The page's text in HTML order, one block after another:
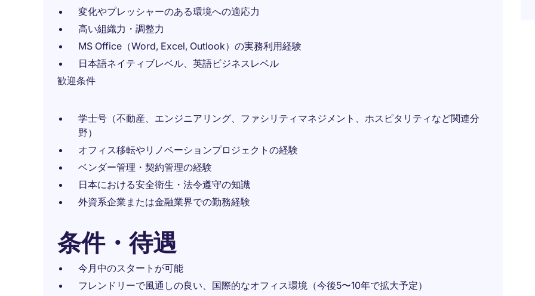
変化やプレッシャーのある環境への適応力
高い組織力・調整力
MS Office（Word, Excel, Outlook）の実務利用経験
日本語ネイティブレベル、英語ビジネスレベル
歓迎条件
学士号（不動産、エンジニアリング、ファシリティマネジメント、ホスピタリティなど関連分
野）
オフィス移転やリノベーションプロジェクトの経験
ベンダー管理・契約管理の経験
日本における安全衛生・法令遵守の知識
外資系企業または金融業界での勤務経験
条件・待遇
今月中のスタートが可能
フレンドリーで風通しの良い、国際的なオフィス環境（今後5〜10年で拡大予定）